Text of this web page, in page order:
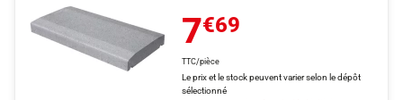
7€69
TTC/pièce
Le prix et le stock peuvent varier selon le dépôt
sélectionné